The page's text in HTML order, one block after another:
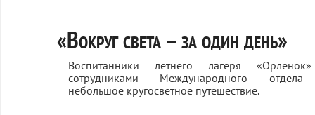
«Вокруг света – за один день»
Воспитанники летнего лагеря
сотрудниками Международного отдела
небольшое кругосветное путешествие.